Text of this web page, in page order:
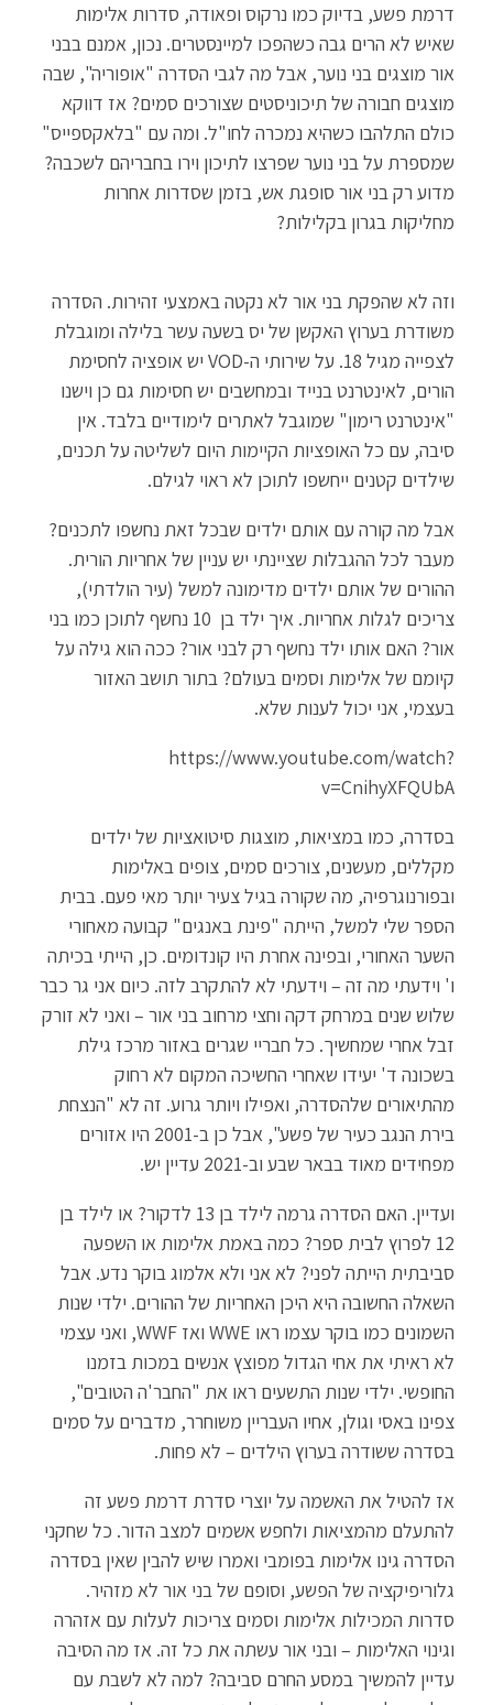
דרמת פשע, בדיוק כמו נרקוס ופאודה, סדרות אלימות
שאיש לא הרים גבה כשהפכו למיינסטרים. נכון, אמנם בבני
אור מוצגים בני נוער, אבל מה לגבי הסדרה "אופוריה", שבה
מוצגים חבורה של תיכוניסטים שצורכים סמים? אז דווקא
כולם התלהבו כשהיא נמכרה לחו"ל. ומה עם "בלאקספייס"
שמספרת על בני נוער שפרצו לתיכון וירו בחבריהם לשכבה?
מדוע רק בני אור סופגת אש, בזמן שסדרות אחרות
מחליקות בגרון בקלילות?
וזה לא שהפקת בני אור לא נקטה באמצעי זהירות. הסדרה
משודרת בערוץ האקשן של יס בשעה עשר בלילה ומוגבלת
לצפייה מגיל 18. על שירותי ה-VOD יש אופציה לחסימת
הורים, לאינטרנט בנייד ובמחשבים יש חסימות גם כן וישנו
"אינטרנט רימון" שמוגבל לאתרים לימודיים בלבד. אין
סיבה, עם כל האופציות הקיימות היום לשליטה על תכנים,
שילדים קטנים ייחשפו לתוכן לא ראוי לגילם.
אבל מה קורה עם אותם ילדים שבכל זאת נחשפו לתכנים?
מעבר לכל ההגבלות שציינתי יש עניין של אחריות הורית.
ההורים של אותם ילדים מדימונה למשל (עיר הולדתי),
צריכים לגלות אחריות. איך ילד בן 10 נחשף לתוכן כמו בני
אור? האם אותו ילד נחשף רק לבני אור? ככה הוא גילה על
קיומם של אלימות וסמים בעולם? בתור תושב האזור
בעצמי, אני יכול לענות שלא.
https://www.youtube.com/watch?
v=CnihyXFQUbA
בסדרה, כמו במציאות, מוצגות סיטואציות של ילדים
מקללים, מעשנים, צורכים סמים, צופים באלימות
ובפורנוגרפיה, מה שקורה בגיל צעיר יותר מאי פעם. בבית
הספר שלי למשל, הייתה "פינת באנגים" קבועה מאחורי
השער האחורי, ובפינה אחרת היו קונדומים. כן, הייתי בכיתה
ו' וידעתי מה זה – וידעתי לא להתקרב לזה. כיום אני גר כבר
שלוש שנים במרחק דקה וחצי מרחוב בני אור – ואני לא זורק
זבל אחרי שמחשיך. כל חבריי שגרים באזור מרכז גילת
בשכונה ד' יעידו שאחרי החשיכה המקום לא רחוק
מהתיאורים שלהסדרה, ואפילו ויותר גרוע. זה לא "הנצחת
בירת הנגב כעיר של פשע", אבל כן ב-2001 היו אזורים
מפחידים מאוד בבאר שבע וב-2021 עדיין יש.
ועדיין. האם הסדרה גרמה לילד בן 13 לדקור? או לילד בן
12 לפרוץ לבית ספר? כמה באמת אלימות או השפעה
סביבתית הייתה לפני? לא אני ולא אלמוג בוקר נדע. אבל
השאלה החשובה היא היכן האחריות של ההורים. ילדי שנות
השמונים כמו בוקר עצמו ראו WWE ואז WWF, ואני עצמי
לא ראיתי את אחי הגדול מפוצץ אנשים במכות בזמנו
החופשי. ילדי שנות התשעים ראו את "החבר'ה הטובים",
צפינו באסי וגולן, אחיו העבריין משוחרר, מדברים על סמים
בסדרה ששודרה בערוץ הילדים – לא פחות.
אז להטיל את האשמה על יוצרי סדרת דרמת פשע זה
להתעלם מהמציאות ולחפש אשמים למצב הדור. כל שחקני
הסדרה גינו אלימות בפומבי ואמרו שיש להבין שאין בסדרה
גלוריפיקציה של הפשע, וסופם של בני אור לא מזהיר.
סדרות המכילות אלימות וסמים צריכות לעלות עם אזהרה
וגינוי האלימות – ובני אור עשתה את כל זה. אז מה הסיבה
עדיין להמשיך במסע החרם סביבה? למה לא לשבת עם